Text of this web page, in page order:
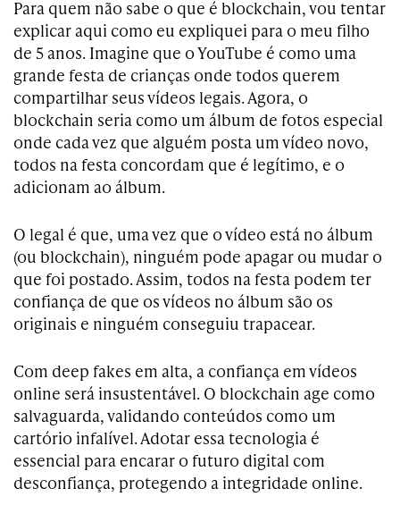
Para quem não sabe o que é blockchain, vou tentar
explicar aqui como eu expliquei para o meu filho
de 5 anos. Imagine que o YouTube é como uma
grande festa de crianças onde todos querem
compartilhar seus vídeos legais. Agora, o
blockchain seria como um álbum de fotos especial
onde cada vez que alguém posta um vídeo novo,
todos na festa concordam que é legítimo, e o
adicionam ao álbum.
O legal é que, uma vez que o vídeo está no álbum
(ou blockchain), ninguém pode apagar ou mudar o
que foi postado. Assim, todos na festa podem ter
confiança de que os vídeos no álbum são os
originais e ninguém conseguiu trapacear.
Com deep fakes em alta, a confiança em vídeos
online será insustentável. O blockchain age como
salvaguarda, validando conteúdos como um
cartório infalível. Adotar essa tecnologia é
essencial para encarar o futuro digital com
desconfiança, protegendo a integridade online.